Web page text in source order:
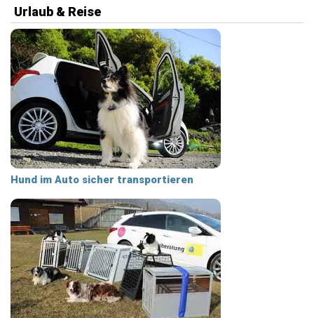
Urlaub & Reise
Hund im Auto sicher transportieren